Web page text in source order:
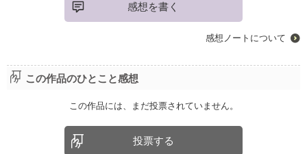
感想を書く
感想ノートについて
この作品のひとこと感想
この作品には、まだ投票されていません。
投票する